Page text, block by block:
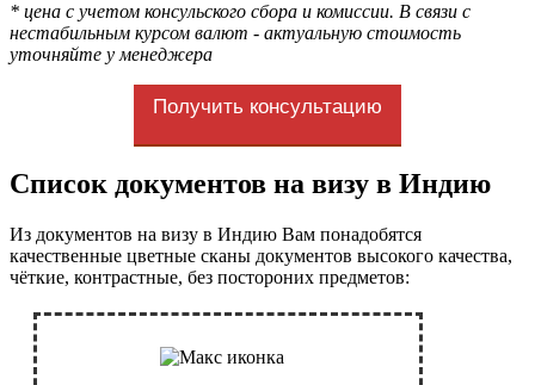
* цена с учетом консульского сбора и комиссии. В связи с
нестабильным курсом валют - актуальную стоимость
уточняйте у менеджера
Получить консультацию
Список документов на визу в Индию
Из документов на визу в Индию Вам понадобятся
качественные цветные сканы документов высокого качества,
чёткие, контрастные, без постороних предметов: